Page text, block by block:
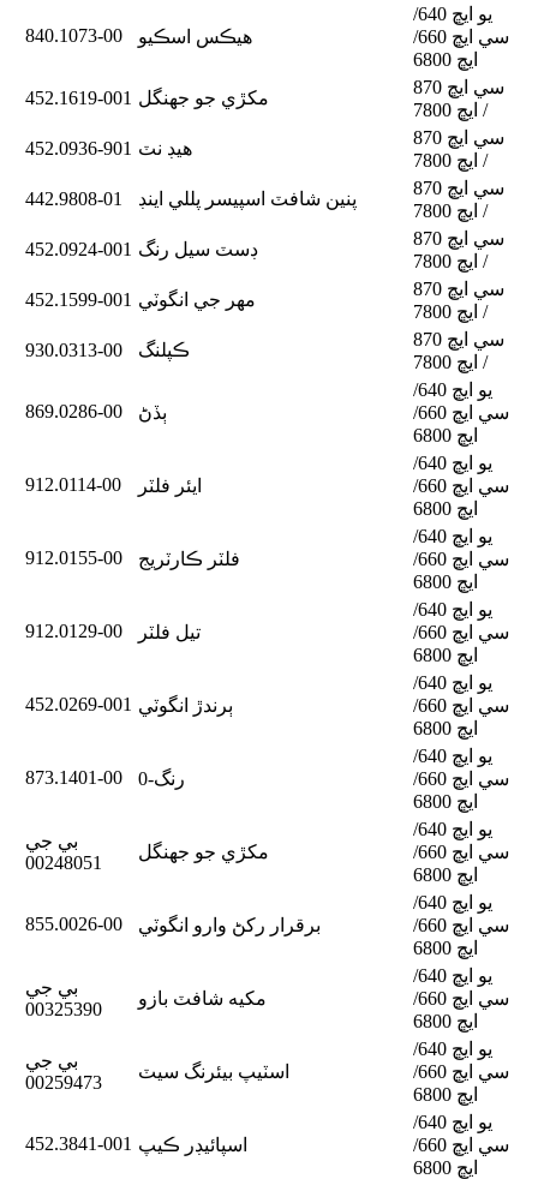
840.1073-00 هيڪس اسڪيو
يو ايڇ 640/
سي ايڇ 660/
ايڇ 6800
452.1619-001 مکڙي جو جهنگل
سي ايڇ 870
/ ايڇ 7800
452.0936-901 هيڊ نٽ
سي ايڇ 870
/ ايڇ 7800
442.9808-01
پنين شافٽ اسپيسر پللي اينڊ
سي ايڇ 870
/ ايڇ 7800
452.0924-001 ڊسٽ سيل رنگ
سي ايڇ 870
/ ايڇ 7800
452.1599-001 مهر جي انگوٽي
سي ايڇ 870
/ ايڇ 7800
930.0313-00
ڪپلنگ
سي ايڇ 870
/ ايڇ 7800
869.0286-00 ٻڏڻ
يو ايڇ 640/
سي ايڇ 660/
ايڇ 6800
912.0114-00 ايئر فلٽر
يو ايڇ 640/
سي ايڇ 660/
ايڇ 6800
912.0155-00 فلٽر ڪارٽريج
يو ايڇ 640/
سي ايڇ 660/
ايڇ 6800
912.0129-00 تيل فلٽر
يو ايڇ 640/
سي ايڇ 660/
ايڇ 6800
452.0269-001 ٻرندڙ انگوٽي
يو ايڇ 640/
سي ايڇ 660/
ايڇ 6800
873.1401-00 0-رنگ
يو ايڇ 640/
سي ايڇ 660/
ايڇ 6800
بي جي
00248051
مکڙي جو جهنگل
يو ايڇ 640/
سي ايڇ 660/
ايڇ 6800
855.0026-00 برقرار رکڻ وارو انگوٽي
يو ايڇ 640/
سي ايڇ 660/
ايڇ 6800
بي جي
00325390
مکيه شافٽ بازو
يو ايڇ 640/
سي ايڇ 660/
ايڇ 6800
بي جي
00259473
اسٽيپ بيئرنگ سيٽ
يو ايڇ 640/
سي ايڇ 660/
ايڇ 6800
452.3841-001 اسپائيڊر ڪيپ
يو ايڇ 640/
سي ايڇ 660/
ايڇ 6800